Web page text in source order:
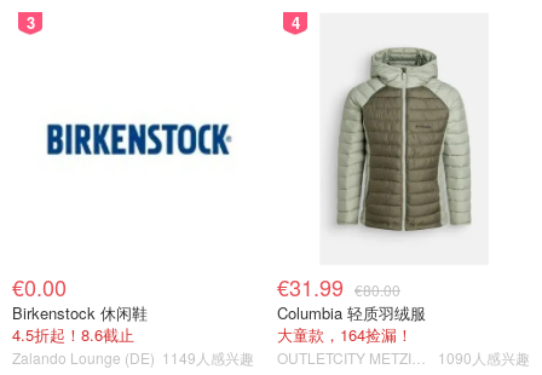
3
€0.00
Birkenstock 休闲鞋
4.5折起！8.6截止
Zalando Lounge (DE) 1149人感兴趣
4
€31.99 €80.00
Columbia 轻质羽绒服
大童款，164捡漏！
1090人感兴趣